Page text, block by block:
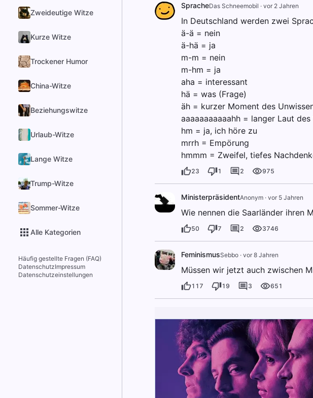
Zweideutige Witze
Kurze Witze
Trockener Humor
China-Witze
Beziehungswitze
Urlaub-Witze
Lange Witze
Trump-Witze
Sommer-Witze
Alle Kategorien
Häufig gestellte Fragen (FAQ)
DatenschutzImpressum
Datenschutzeinstellungen
SpracheDas Schneemobil · vor 2 Jahren
In Deutschland werden zwei
ä-ä = nein
ä-hä = ja
m-m = nein
m-hm = ja
aha = interessant
hä = was (Frage)
äh = kurzer Moment des
aaaaaaaaaaahh = langer Laut
hm = ja, ich höre zu
mrrh = Empörung
hmmm = Zweifel, tiefes
23 1 2 975
MinisterpräsidentAnonym· vor 5 Jahren
Wie nennen die Saarländer ihren
50 7 2 3746
FeminismusSebbo· vor 8 Jahren
Müssen wir jetzt auch zwischen
117 19 3 651